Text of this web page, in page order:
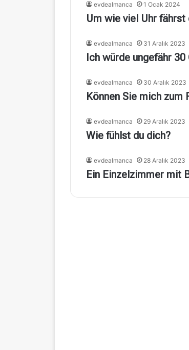
evdealmanca 1 Ocak 2024
Um wie viel Uhr fährst
evdealmanca 31 Aralık 2023
Ich würde ungefähr 30
evdealmanca 30 Aralık 2023
Können Sie mich zum
evdealmanca 29 Aralık 2023
Wie fühlst du dich?
evdealmanca 28 Aralık 2023
Ein Einzelzimmer mit